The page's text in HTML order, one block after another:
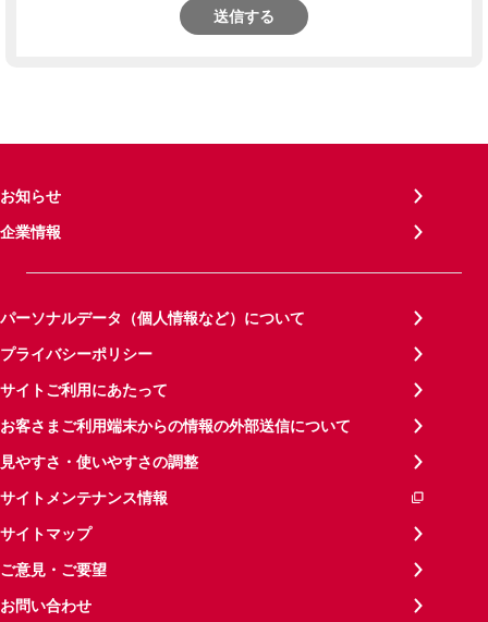
送信する
お知らせ
企業情報
パーソナルデータ（個人情報など）について
プライバシーポリシー
サイトご利用にあたって
お客さまご利用端末からの情報の外部送信について
見やすさ・使いやすさの調整
サイトメンテナンス情報
サイトマップ
ご意見・ご要望
お問い合わせ